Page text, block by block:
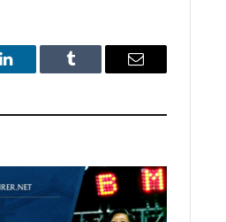
LinkedIn Tumblr Email